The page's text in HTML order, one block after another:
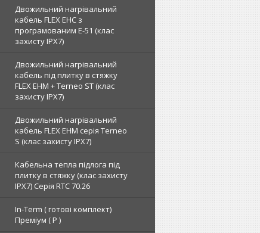
Двожильний нагрівальний
кабель FLEX EHС з
програмованим E-51 (клас
захисту IPX7)
Двожильний нагрівальний
кабель під плитку в стяжку
FLEX EHM + Terneo ST (клас
захисту IPX7)
Двожильний нагрівальний
кабель FLEX EHM серія Terneo
S (клас захисту IPX7)
Кабельна тепла підлога під
плитку в стяжку (клас захисту
IPX7) Серія RTC 70.26
In-Term ( готові комплект)
Преміум ( Р )